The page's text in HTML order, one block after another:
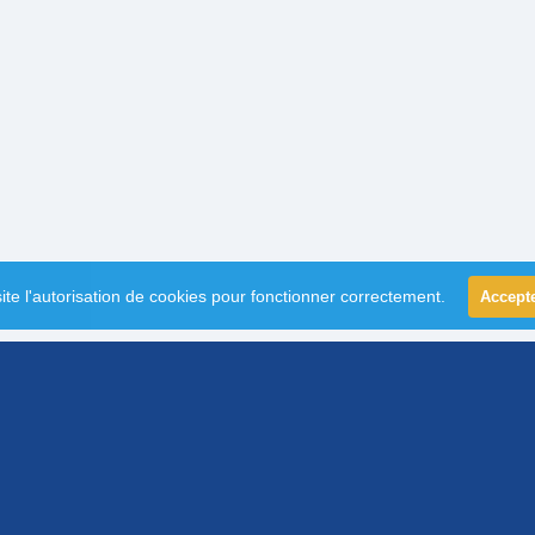
l'autorisation de cookies pour fonctionner correctement.